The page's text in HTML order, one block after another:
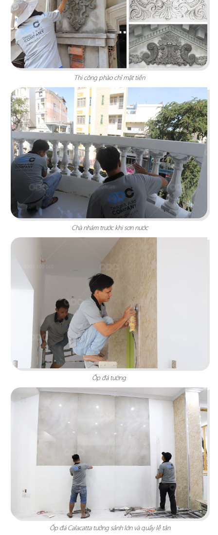
Phong cách công nghiệp hiện đại với gam màu
xám đen đậm chất Hàn
Chi tiết
YUMMY BABOON
Thương hiệu thuộc chuỗi nhà hàng chuyên phục
vụ các món gà nướng cà rotisserie phong cách
Bồ Đào Nha
Chi tiết
BABOON NIGHTCLUB
Lấy cảm hứng từ sự sôi động của bộ phim
Coyote Ugly (Mỹ), nightclub mô phỏng trọn vẹn
Chi tiết
Thi công phào chỉ mặt tiền
Chà nhám trước khi sơn nước
Ốp đá tường
Ốp đá Calacatta tưởng sảnh lớn và quầy lễ tân